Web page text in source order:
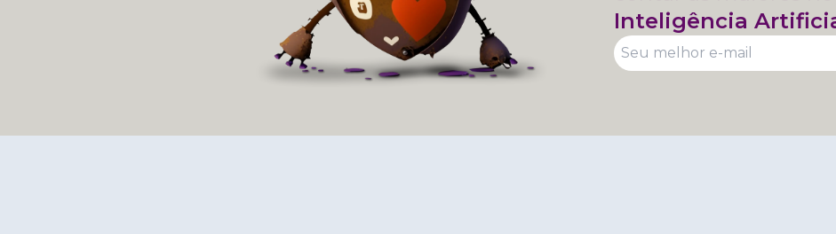
Inteligência